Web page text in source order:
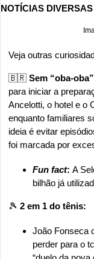
NOTÍCIAS DIVERSAS
Veja outras
🇧🇷 Sem “oba-
para iniciar a
Ancelotti, o hotel e o
enquanto familiares
ideia é evitar
foi marcada por
Fun fact: A
bilhão já
🎾 2 em 1 do tênis:
João Fonseca
perder para o